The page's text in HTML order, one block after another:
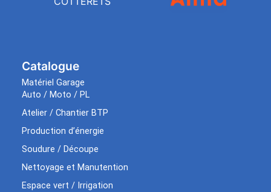
Catalogue
Matériel Garage
Auto / Moto / PL
Atelier / Chantier BTP
Production d’énergie
Soudure / Découpe
Nettoyage et Manutention
Espace vert / Irrigation